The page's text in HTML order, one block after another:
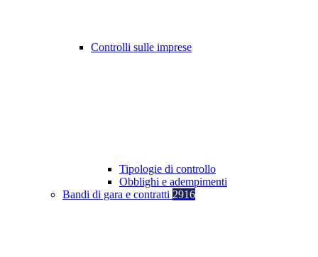
Controlli sulle imprese
Tipologie di controllo
Obblighi e adempimenti
Bandi di gara e contratti 2916